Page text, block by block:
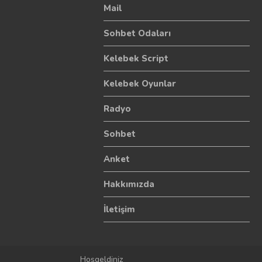
Mail
Sohbet Odaları
Kelebek Script
Kelebek Oyunlar
Radyo
Sohbet
Anket
Hakkımızda
İletişim
Hoşgeldiniz